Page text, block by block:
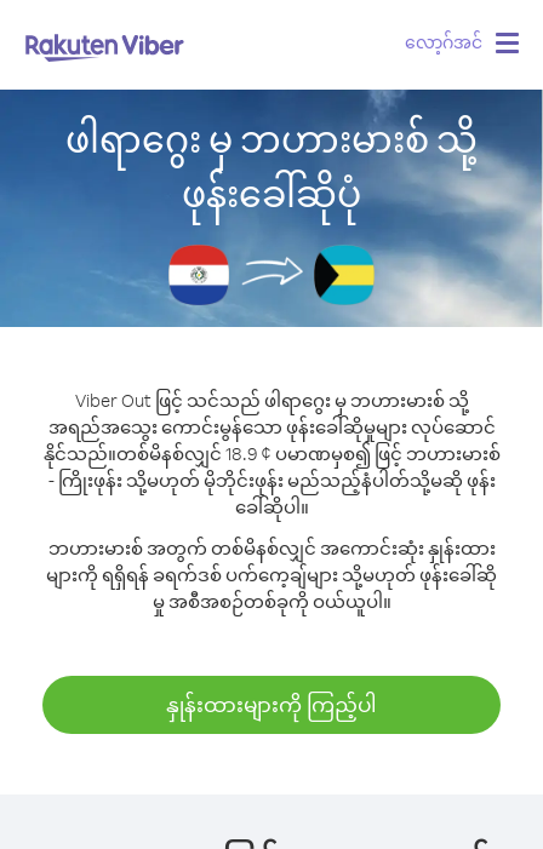
လော့ဂ်အင်
ဖါရာဂွေး မှ ဘဟားမားစ် သို့
ဖုန်းခေါ်ဆိုပုံ
Viber Out ဖြင့် သင်သည် ဖါရာဂွေး မှ ဘဟားမားစ် သို့
အရည်အသွေး ကောင်းမွန်သော ဖုန်းခေါ်ဆိုမှုများ လုပ်ဆောင်
နိုင်သည်။တစ်မိနစ်လျှင် 18.9 ¢ ပမာဏမှစ၍ ဖြင့် ဘဟားမားစ်
- ကြိုးဖုန်း သို့မဟုတ် မိုဘိုင်းဖုန်း မည်သည့်နံပါတ်သို့မဆို ဖုန်း
ခေါ်ဆိုပါ။
ဘဟားမားစ် အတွက် တစ်မိနစ်လျှင် အကောင်းဆုံး နှုန်းထား
များကို ရရှိရန် ခရက်ဒစ် ပက်ကေ့ချ်များ သို့မဟုတ် ဖုန်းခေါ်ဆို
မှု အစီအစဉ်တစ်ခုကို ဝယ်ယူပါ။
နှုန်းထားများကို ကြည့်ပါ